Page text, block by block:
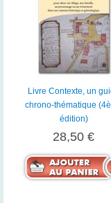
Livre Contexte, un
chrono-thématique
édition)
28,50 €